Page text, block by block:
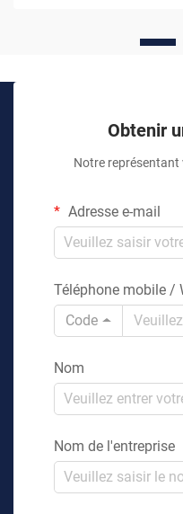
Obtenir
Notre représentant
Adresse e-mail
Téléphone mobile /
Code
Nom
Nom de l'entreprise